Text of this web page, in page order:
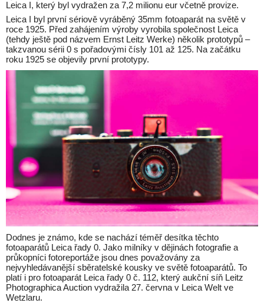
Leica I, který byl vydražen za 7,2 milionu eur včetně provize.
Leica I byl první sériově vyráběný 35mm fotoaparát na světě v
roce 1925. Před zahájením výroby vyrobila společnost Leica
(tehdy ještě pod názvem Ernst Leitz Werke) několik prototypů –
takzvanou sérii 0 s pořadovými čísly 101 až 125. Na začátku
roku 1925 se objevily první prototypy.
Dodnes je známo, kde se nachází téměř desítka těchto
fotoaparátů Leica řady 0. Jako milníky v dějinách fotografie a
průkopníci fotoreportáže jsou dnes považovány za
nejvyhledávanější sběratelské kousky ve světě fotoaparátů. To
platí i pro fotoaparát Leica řady 0 č. 112, který aukční síň Leitz
Photographica Auction vydražila 27. června v Leica Welt ve
Wetzlaru.